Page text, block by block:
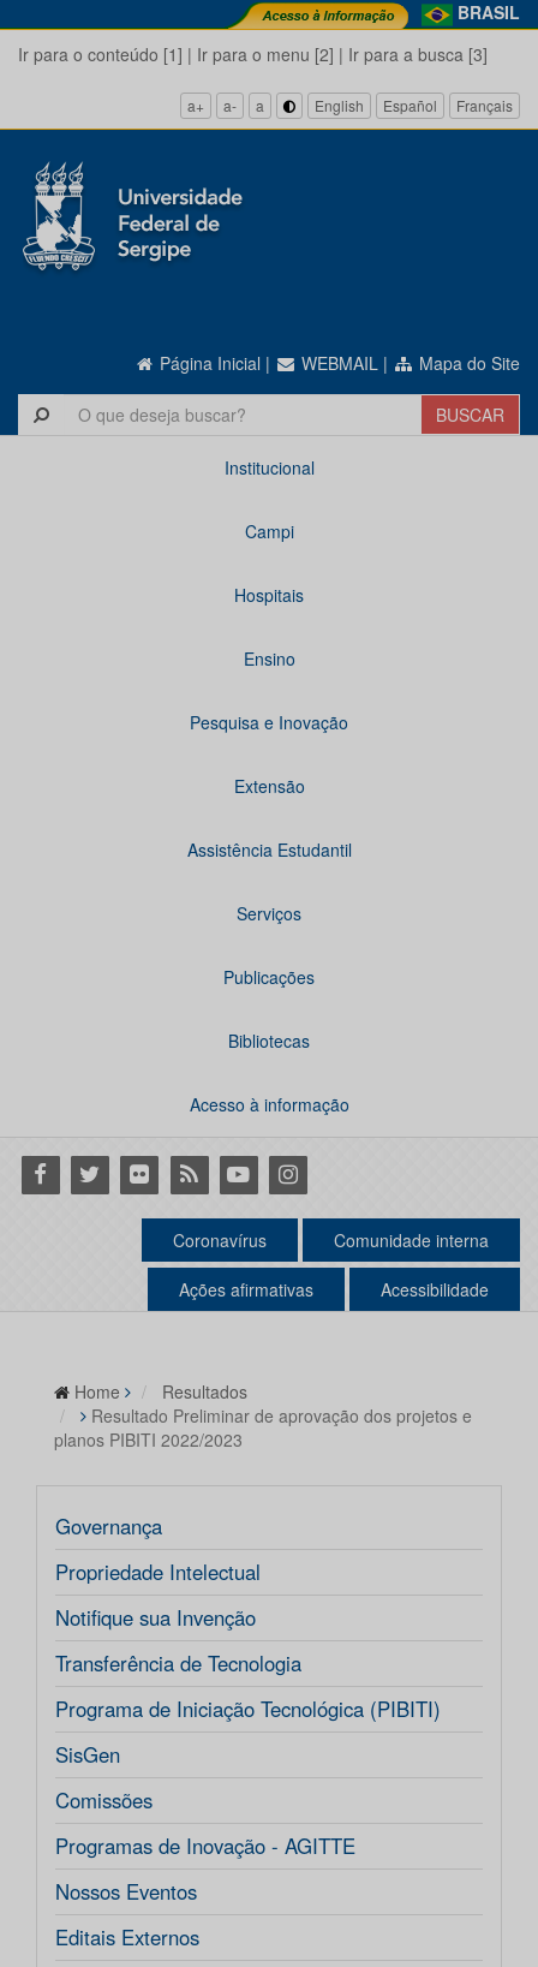
BRASIL
Ir para o conteúdo [1] | Ir para o menu [2] | Ir para a busca [3]
a+ a- a English Español Français
Página Inicial | WEBMAIL | Mapa do Site
Institucional
Campi
Hospitais
Ensino
Pesquisa e Inovação
Extensão
Assistência Estudantil
Serviços
Publicações
Bibliotecas
Acesso à informação
Facebook
Twitter Flickr RSS YoutubeInstagram
Coronavírus Comunidade interna
Ações afirmativas Acessibilidade
Home
Resultados
Resultado Preliminar de aprovação dos projetos e
planos PIBITI 2022/2023
Governança
Propriedade Intelectual
Notifique sua Invenção
Transferência de Tecnologia
Programa de Iniciação Tecnológica (PIBITI)
SisGen
Comissões
Programas de Inovação - AGITTE
Nossos Eventos
Editais Externos